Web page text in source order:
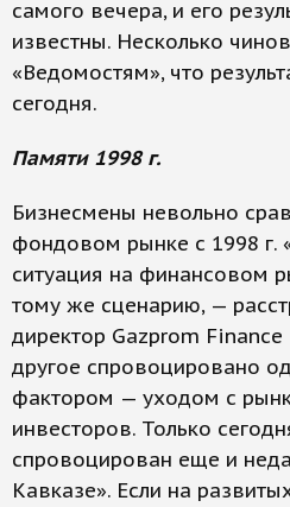
самого вечера, и его
известны. Несколько
«Ведомостям», что
сегодня.
Памяти 1998 г.
Бизнесмены невольно
фондовом рынке с 1998 г.
ситуация на финансовом
тому же сценарию, —
директор Gazprom
другое спровоцировано
фактором — уходом с
инвесторов. Только
спровоцирован еще и
Кавказе». Если на